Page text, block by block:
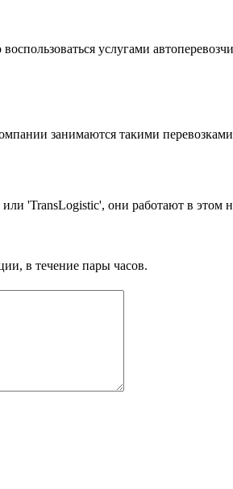
услугами
занимаются такими
'TransLogistic', они работают в этом
в течение пары часов.